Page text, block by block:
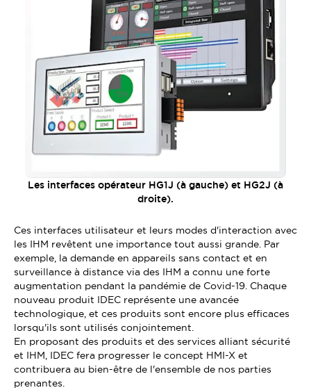
Les interfaces opérateur HG1J (à gauche) et HG2J (à
droite).
Ces interfaces utilisateur et leurs modes d'interaction avec
les IHM revêtent une importance tout aussi grande. Par
exemple, la demande en appareils sans contact et en
surveillance à distance via des IHM a connu une forte
augmentation pendant la pandémie de Covid-19. Chaque
nouveau produit IDEC représente une avancée
technologique, et ces produits sont encore plus efficaces
lorsqu'ils sont utilisés conjointement.
En proposant des produits et des services alliant sécurité
et IHM, IDEC fera progresser le concept HMI-X et
contribuera au bien-être de l'ensemble de nos parties
prenantes.